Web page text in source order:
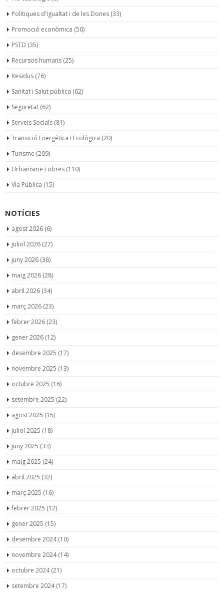
Polítiques d'Igualtat i de les Dones (33)
Promoció econòmica (50)
PSTD (35)
Recursos humans (25)
Residus (76)
Sanitat i Salut pública (62)
Seguretat (62)
Serveis Socials (81)
Transició Energètica i Ecològica (20)
Turisme (209)
Urbanisme i obres (110)
Via Pública (15)
NOTÍCIES
agost 2026 (6)
juliol 2026 (27)
juny 2026 (36)
maig 2026 (28)
abril 2026 (34)
març 2026 (23)
febrer 2026 (23)
gener 2026 (12)
desembre 2025 (17)
novembre 2025 (13)
octubre 2025 (16)
setembre 2025 (22)
agost 2025 (15)
juliol 2025 (18)
juny 2025 (33)
maig 2025 (24)
abril 2025 (32)
març 2025 (16)
febrer 2025 (12)
gener 2025 (15)
desembre 2024(10)
novembre 2024(14)
octubre 2024(21)
setembre 2024(17)